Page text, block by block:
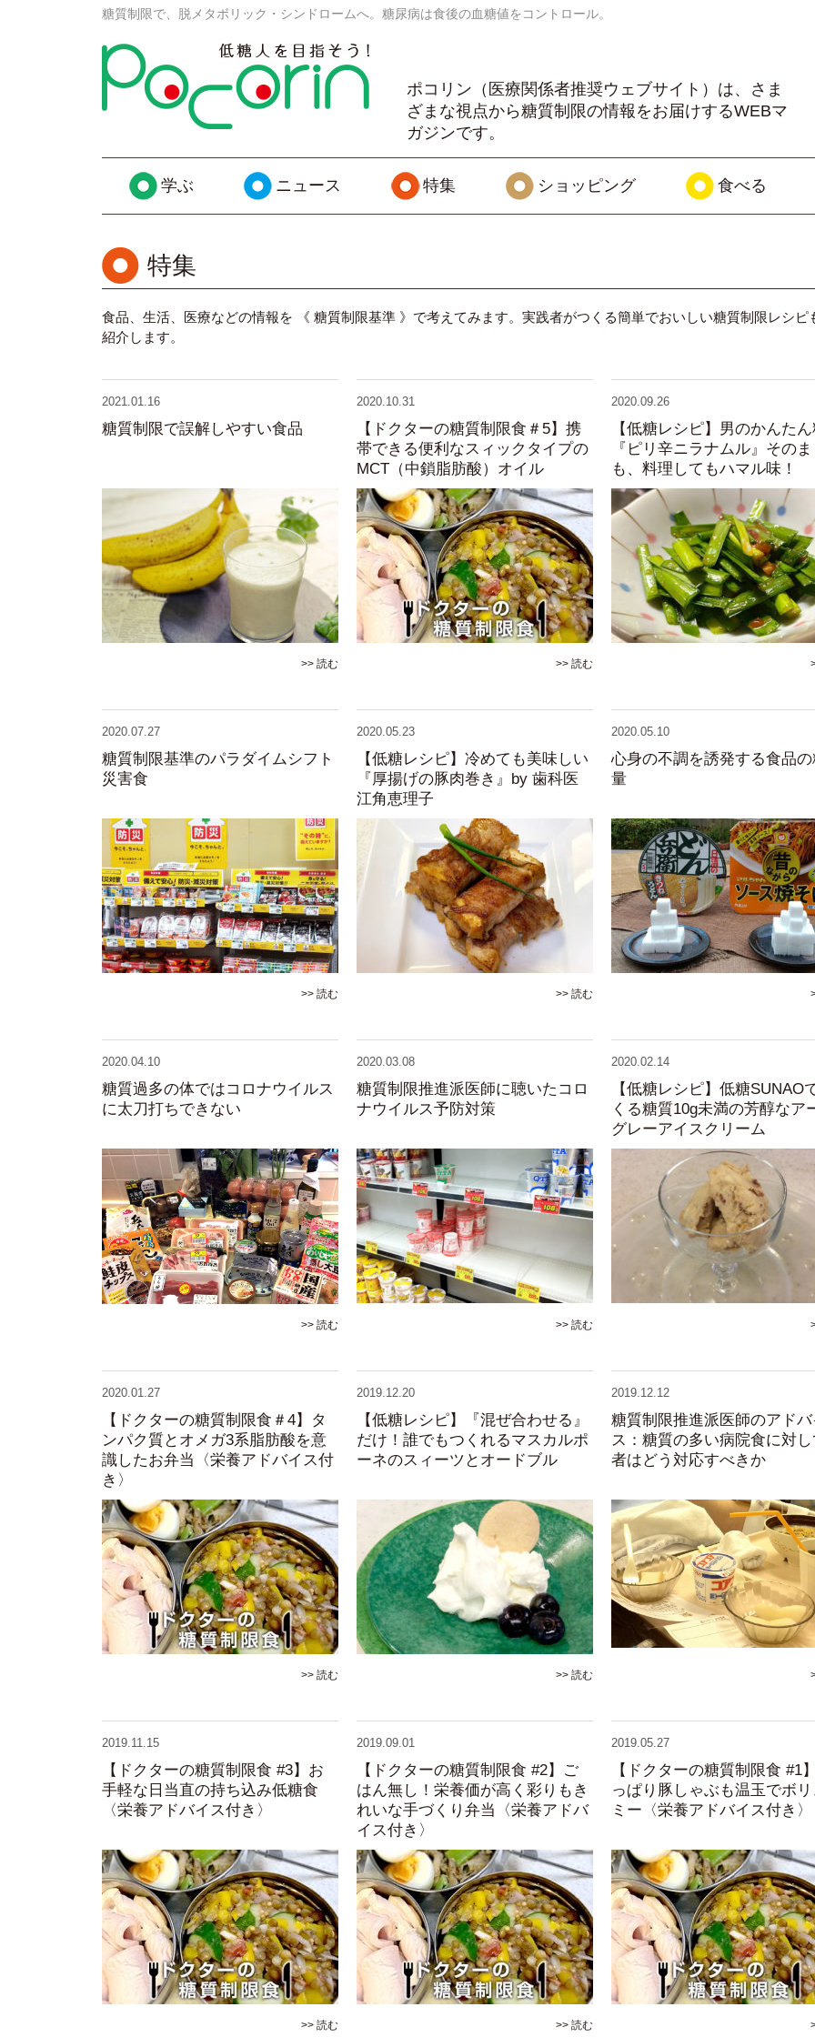
糖質制限で、脱メタボリック・シンドロームへ。糖尿病は食後の血糖値をコントロール。
ポコリン（医療関係者推奨ウェブサイト）は、さま
ざまな視点から糖質制限の情報をお届けするWEBマ
ガジンです。
学ぶ ニュース 特集 ショッピング 食べる
特集
食品、生活、医療などの情報を 《 糖質制限基準 》で考えてみます。実践者がつくる簡単でおいしい糖質制限レシピ
紹介します。
2021.01.16
糖質制限で誤解しやすい食品
>> 読む
2020.10.31
【ドクターの糖質制限食＃5】携
帯できる便利なスィックタイプの
MCT（中鎖脂肪酸）オイル
>> 読む
2020.09.26
【低糖レシピ】男のかんた
『ピリ辛ニラナムル』その
も、料理してもハマル味！
2020.07.27
糖質制限基準のパラダイムシフト
災害食
>> 読む
2020.05.23
【低糖レシピ】冷めても美味しい
『厚揚げの豚肉巻き』by 歯科医
江角恵理子
>> 読む
2020.05.10
心身の不調を誘発する食品
量
2020.04.10
糖質過多の体ではコロナウイルス
に太刀打ちできない
>> 読む
2020.03.08
糖質制限推進派医師に聴いたコロ
ナウイルス予防対策
>> 読む
2020.02.14
【低糖レシピ】低糖SUNAO
くる糖質10g未満の芳醇なア
グレーアイスクリーム
2020.01.27
【ドクターの糖質制限食＃4】タ
ンパク質とオメガ3系脂肪酸を意
識したお弁当〈栄養アドバイス付
き〉
>> 読む
2019.12.20
【低糖レシピ】『混ぜ合わせる』
だけ！誰でもつくれるマスカルポ
ーネのスィーツとオードブル
>> 読む
2019.12.12
糖質制限推進派医師のアド
ス：糖質の多い病院食に対
者はどう対応すべきか
2019.11.15
【ドクターの糖質制限食 #3】お
手軽な日当直の持ち込み低糖食
〈栄養アドバイス付き〉
>> 読む
2019.09.01
【ドクターの糖質制限食 #2】ご
はん無し！栄養価が高く彩りもき
れいな手づくり弁当〈栄養アドバ
イス付き〉
>> 読む
2019.05.27
【ドクターの糖質制限食 #1
っぱり豚しゃぶも温玉でボ
ミー〈栄養アドバイス付き〉